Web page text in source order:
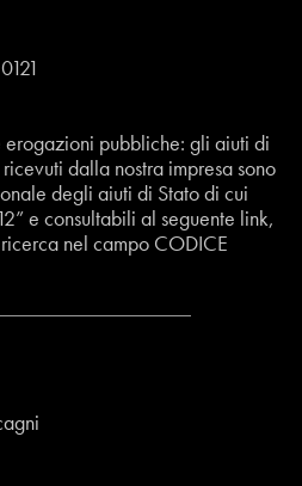
pubbliche: gli aiuti di
dalla nostra impresa sono
degli aiuti di Stato di cui
e consultabili al seguente link,
nel campo CODICE